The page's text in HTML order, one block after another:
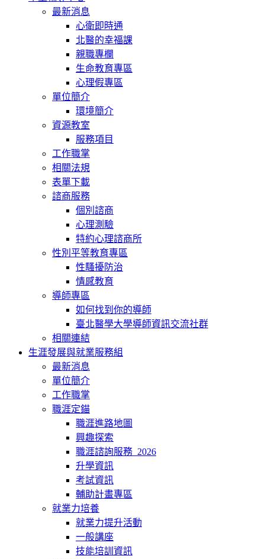
最新消息
心衛即時通
北醫的幸福課
親職專欄
生命教育專區
心理假專區
單位簡介
環境簡介
資源教室
服務項目
工作職掌
相關法規
表單下載
諮商服務
個別諮商
心理測驗
特約心理諮商所
性別平等教育專區
性騷擾防治
情感教育
導師專區
如何找到你的導師
臺北醫學大學導師資訊交流社群
相關連結
生涯發展與就業服務組
最新消息
單位簡介
工作職掌
職涯定錨
職涯進路地圖
興趣探索
職涯諮詢服務_2026
升學資訊
考試資訊
輔助計畫專區
就業力培養
就業力提升活動
一般講座
技能培訓資訊